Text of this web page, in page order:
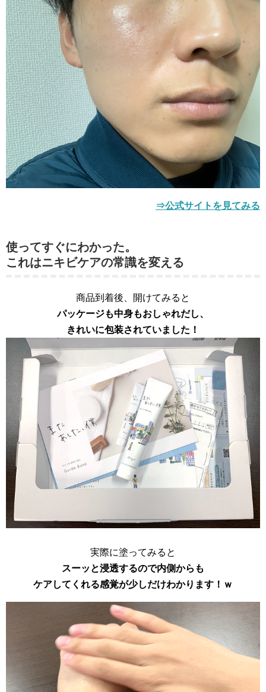
⇒公式サイトを見てみる
使ってすぐにわかった。
これはニキビケアの常識を変える
商品到着後、開けてみると
パッケージも中身もおしゃれだし、
きれいに包装されていました！
実際に塗ってみると
スーッと浸透するので内側からも
ケアしてくれる感覚が少しだけわかります！ｗ